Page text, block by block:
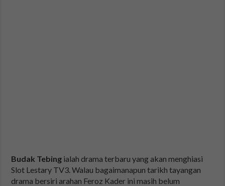
Budak Tebing ialah drama terbaru yang akan menghiasi
Slot Lestary TV3. Walau bagaimanapun tarikh tayangan
drama bersiri arahan Feroz Kader ini masih belum